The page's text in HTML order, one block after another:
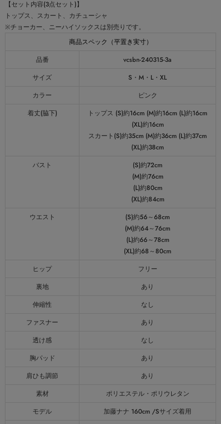
【セット内容(3点セット)】
トップス、スカート、カチューシャ
※チョーカー、ニーハイソックスは別売りです。
商品スペック（平置き実寸）
品番
vcsbn-240315-3a
サイズ
S・M・L・XL
カラー
ピンク
着丈(脇下)
トップス (S)約16cm (M)約16cm (L)約16cm
(XL)約16cm
スカート(S)約35cm (M)約36cm (L)約37cm
(XL)約38cm
バスト
(S)約72cm
(M)約76cm
(L)約80cm
(XL)約84cm
ウエスト
(S)約56～68cm
(M)約64～76cm
(L)約66～78cm
(XL)約68～80cm
ヒップ
フリー
裏地
あり
伸縮性
なし
ファスナー
あり
透け感
なし
胸パッド
あり
肩ひも調節
あり
素材
ポリエステル・ポリウレタン
モデル
加藤ナナ 160cm /Sサイズ着用